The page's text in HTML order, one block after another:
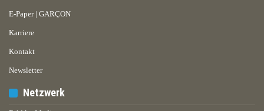
E-Paper | GARÇON
Karriere
Kontakt
Newsletter
Netzwerk